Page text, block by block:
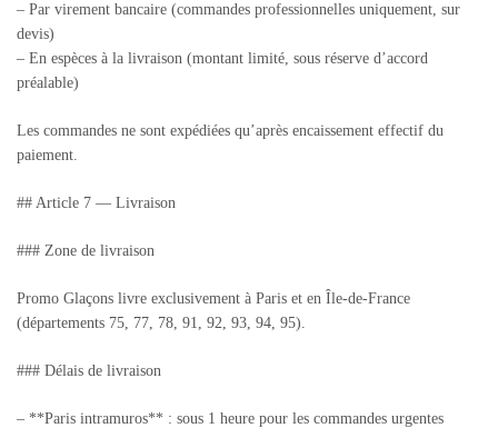
– Par virement bancaire (commandes professionnelles uniquement, sur
devis)
– En espèces à la livraison (montant limité, sous réserve d’accord
préalable)
Les commandes ne sont expédiées qu’après encaissement effectif du
paiement.
## Article 7 — Livraison
### Zone de livraison
Promo Glaçons livre exclusivement à Paris et en Île-de-France
(départements 75, 77, 78, 91, 92, 93, 94, 95).
### Délais de livraison
– **Paris intramuros** : sous 1 heure pour les commandes urgentes